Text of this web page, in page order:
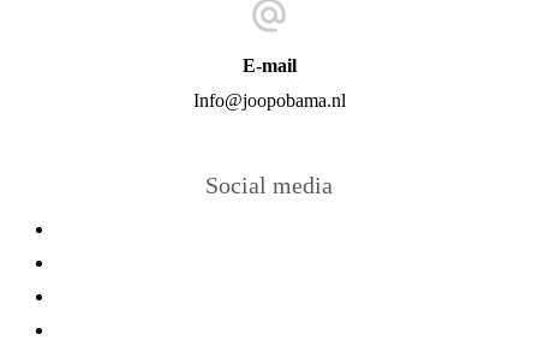
E-mail
Info@joopobama.nl
Social media